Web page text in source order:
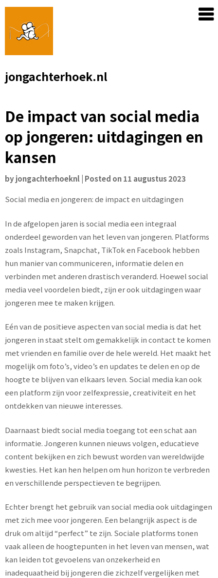
Skip
content
jongachterhoek.nl
De impact van social media
op jongeren: uitdagingen en
kansen
byjongachterhoeknl Posted on11 augustus 2023
Social media en jongeren: de impact en uitdagingen
In de afgelopen jaren is social media een integraal
onderdeel geworden van het leven van jongeren. Platforms
zoals Instagram, Snapchat, TikTok en Facebook hebben
hun manier van communiceren, informatie delen en
verbinden met anderen drastisch veranderd. Hoewel social
media veel voordelen biedt, zijn er ook uitdagingen waar
jongeren mee te maken krijgen.
Eén van de positieve aspecten van social media is dat het
jongeren in staat stelt om gemakkelijk in contact te komen
met vrienden en familie over de hele wereld. Het maakt het
mogelijk om foto’s, video’s en updates te delen en op de
hoogte te blijven van elkaars leven. Social media kan ook
een platform zijn voor zelfexpressie, creativiteit en het
ontdekken van nieuwe interesses.
Daarnaast biedt social media toegang tot een schat aan
informatie. Jongeren kunnen nieuws volgen, educatieve
content bekijken en zich bewust worden van wereldwijde
kwesties. Het kan hen helpen om hun horizon te verbreden
en verschillende perspectieven te begrijpen.
Echter brengt het gebruik van social media ook uitdagingen
met zich mee voor jongeren. Een belangrijk aspect is de
druk om altijd “perfect” te zijn. Sociale platforms tonen
vaak alleen de hoogtepunten in het leven van mensen, wat
kan leiden tot gevoelens van onzekerheid en
inadequaatheid bij jongeren die zichzelf vergelijken met